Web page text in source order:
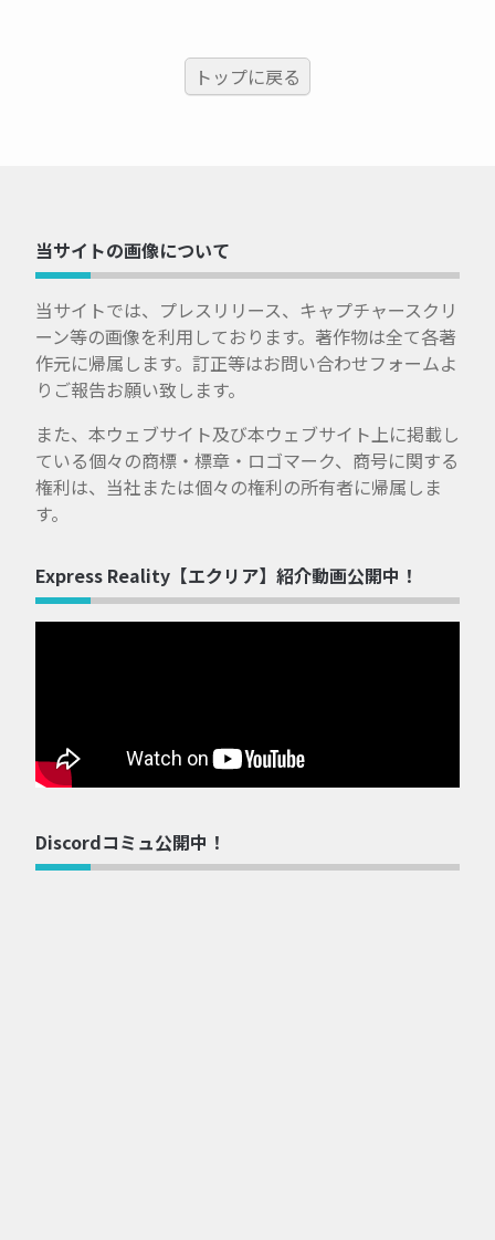
トップに戻る
当サイトの画像について
当サイトでは、プレスリリース、キャプチャースクリ
ーン等の画像を利用しております。著作物は全て各著
作元に帰属します。訂正等はお問い合わせフォームよ
りご報告お願い致します。
また、本ウェブサイト及び本ウェブサイト上に掲載し
ている個々の商標・標章・ロゴマーク、商号に関する
権利は、当社または個々の権利の所有者に帰属しま
す。
Express Reality【エクリア】紹介動画公開中！
Discordコミュ公開中！